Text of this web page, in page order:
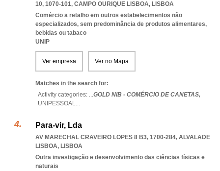
10, 1070-101, CAMPO OURIQUE LISBOA, LISBOA
Comércio a retalho em outros estabelecimentos não
especializados, sem predominância de produtos alimentares,
bebidas ou tabaco
UNIP
Ver empresa Ver no Mapa
Matches in the search for:
Activity categories: ...GOLD NIB - COMÉRCIO DE CANETAS,
UNIPESSOAL...
Para-vir, Lda
AV MARECHAL CRAVEIRO LOPES 8 B3, 1700-284, ALVALADE
LISBOA, LISBOA
Outra investigação e desenvolvimento das ciências físicas e
naturais